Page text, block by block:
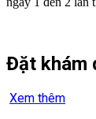
Đặt khám
Xem thêm